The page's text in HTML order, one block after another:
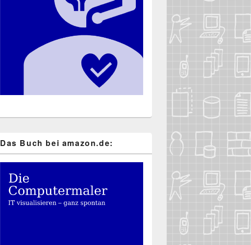
Das Buch bei ama​zon​.de: